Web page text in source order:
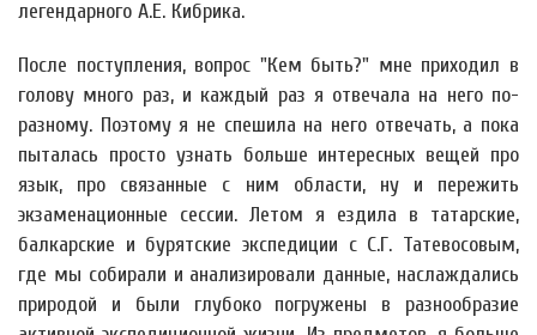
легендарного А.Е. Кибрика.
После поступления, вопрос "Кем быть?" мне приходил в
голову много раз, и каждый раз я отвечала на него по-
разному. Поэтому я не спешила на него отвечать, а пока
пыталась просто узнать больше интересных вещей про
язык, про связанные с ним области, ну и пережить
экзаменационные сессии. Летом я ездила в татарские,
балкарские и бурятские экспедиции с С.Г. Татевосовым,
где мы собирали и анализировали данные, наслаждались
природой и были глубоко погружены в разнообразие